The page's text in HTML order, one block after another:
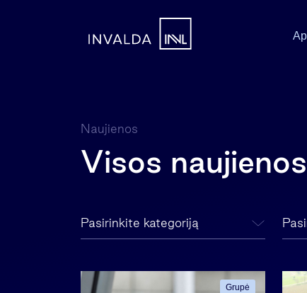
Naujienos
Visos naujienos
Pasirinkite kategoriją
Grupė